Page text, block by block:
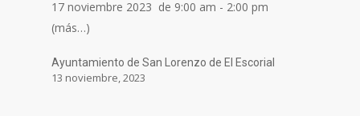
17 noviembre 2023 de 9:00 am - 2:00 pm
(más…)
Ayuntamiento de San Lorenzo de El Escorial
13 noviembre, 2023